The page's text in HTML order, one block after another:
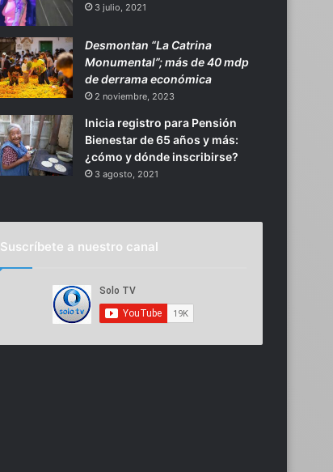
3 julio, 2021
Desmontan “La Catrina
Monumental”; más de 40 mdp
de derrama económica
2 noviembre, 2023
Inicia registro para Pensión
Bienestar de 65 años y más:
¿cómo y dónde inscribirse?
3 agosto, 2021
Suscríbete a nuestro canal